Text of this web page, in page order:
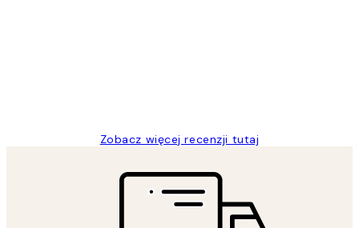
Zobacz więcej recenzji tutaj